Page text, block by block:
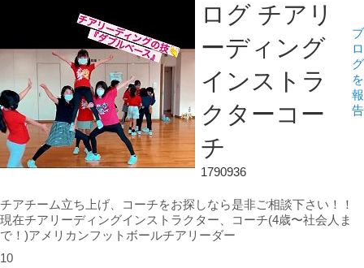
ログ チアリ
ーディング
インストラ
クターコー
チ
1790936
ブ
ロ
グ
を
報
告
チアチーム立ち上げ、コーチをお探しなら是非ご相談下さい！！
現在チアリーディングインストラクター、コーチ(4歳〜社会人ま
で！)アメリカンフットボールチアリーダー
10